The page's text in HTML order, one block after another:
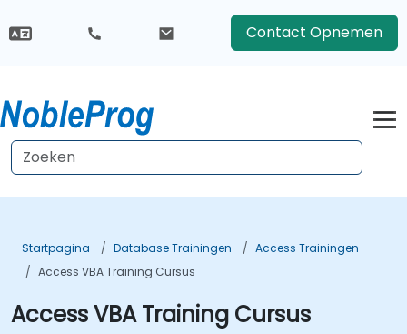
Contact Opnemen
Startpagina Database Trainingen
Access Trainingen
Access VBA Training Cursus
Access VBA Training Cursus